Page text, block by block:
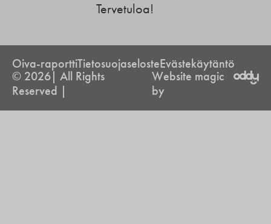
Tervetuloa!
Oiva-raporttiTietosuojaselosteEvästekäytäntö
© 2026| All Rights
Reserved |
Website magic
by